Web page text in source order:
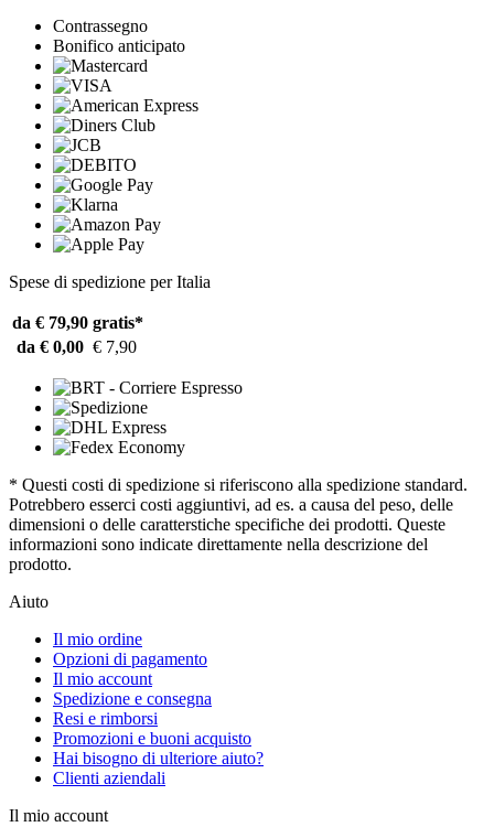
Contrassegno
Bonifico anticipato
Spese di spedizione per Italia
da € 79,90 gratis*
da € 0,00 € 7,90
* Questi costi di spedizione si riferiscono alla spedizione standard.
Potrebbero esserci costi aggiuntivi, ad es. a causa del peso, delle
dimensioni o delle caratterstiche specifiche dei prodotti. Queste
informazioni sono indicate direttamente nella descrizione del
prodotto.
Aiuto
Il mio ordine
Opzioni di pagamento
Il mio account
Spedizione e consegna
Resi e rimborsi
Promozioni e buoni acquisto
Hai bisogno di ulteriore aiuto?
Clienti aziendali
Il mio account